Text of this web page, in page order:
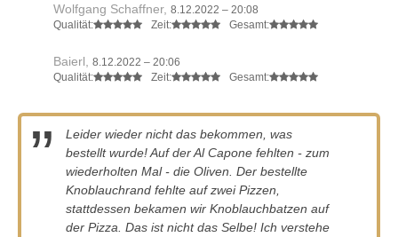
Wolfgang Schaffner, 8.12.2022 – 20:08
Qualität:
Zeit: Gesamt:
Baierl, 8.12.2022 – 20:06
Qualität:
Zeit: Gesamt:
Leider wieder nicht das bekommen, was
bestellt wurde! Auf der Al Capone fehlten - zum
wiederholten Mal - die Oliven. Der bestellte
Knoblauchrand fehlte auf zwei Pizzen,
stattdessen bekamen wir Knoblauchbatzen auf
der Pizza. Das ist nicht das Selbe! Ich verstehe